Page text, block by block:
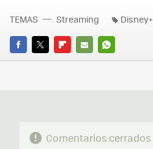
FACEBOOK
TWITTERFLIPBOARD
E-
WHATSAPP
TEMAS Streaming Disney+
Comentarios cerrados